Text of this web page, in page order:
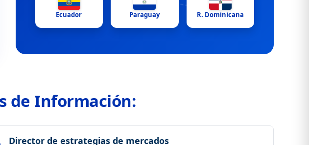
Ecuador Paraguay R. Dominicana
de Información:
Director de estrategias de mercados